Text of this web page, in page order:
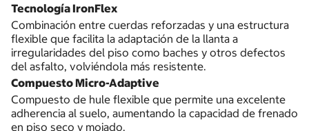
Tecnología IronFlex
Combinación entre cuerdas reforzadas y una estructura
flexible que facilita la adaptación de la llanta a
irregularidades del piso como baches y otros defectos
del asfalto, volviéndola más resistente.
Compuesto Micro-Adaptive
Compuesto de hule flexible que permite una excelente
adherencia al suelo, aumentando la capacidad de frenado
en piso seco y mojado.